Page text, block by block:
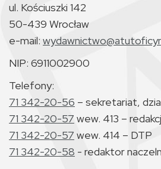
ul. Kościuszki 142
50-439 Wrocław
e-mail:
NIP: 6911002900
Telefony:
71 342-20-56 – sekretariat,
71 342-20-57 wew. 413 –
71 342-20-57 wew. 414 – DTP
71 342-20-58 - redaktor